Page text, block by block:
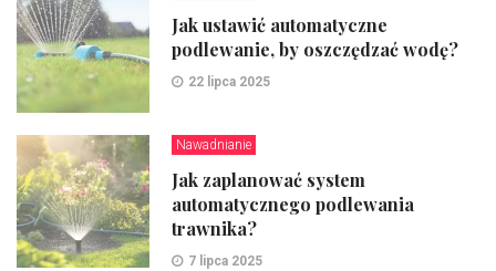
Jak ustawić automatyczne
podlewanie, by oszczędzać wodę?
22 lipca 2025
Nawadnianie
Jak zaplanować system
automatycznego podlewania
trawnika?
7 lipca 2025